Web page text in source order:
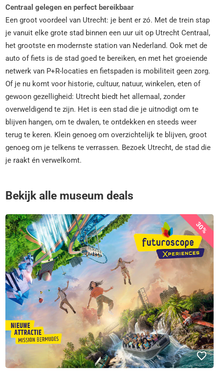
Centraal gelegen en perfect bereikbaar
Een groot voordeel van Utrecht: je bent er zó. Met de trein stap
je vanuit elke grote stad binnen een uur uit op Utrecht Centraal,
het grootste en modernste station van Nederland. Ook met de
auto of fiets is de stad goed te bereiken, en met het groeiende
netwerk van P+R-locaties en fietspaden is mobiliteit geen zorg.
Of je nu komt voor historie, cultuur, natuur, winkelen, eten of
gewoon gezelligheid: Utrecht biedt het allemaal, zonder
overweldigend te zijn. Het is een stad die je uitnodigt om te
blijven hangen, om te dwalen, te ontdekken en steeds weer
terug te keren. Klein genoeg om overzichtelijk te blijven, groot
genoeg om je telkens te verrassen. Bezoek Utrecht, de stad die
je raakt én verwelkomt.
Bekijk alle museum deals
30%